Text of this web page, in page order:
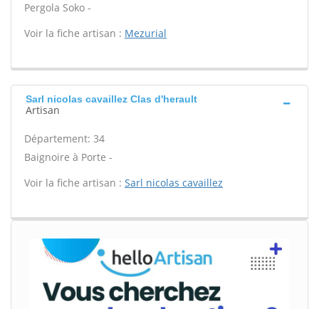
Pergola Soko -
Voir la fiche artisan : Mezurial
Sarl nicolas cavaillez Clas d'herault
Artisan
Département: 34
Baignoire à Porte -
Voir la fiche artisan : Sarl nicolas cavaillez